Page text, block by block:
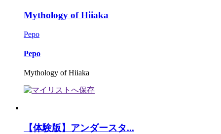
Mythology of Hiiaka
Pepo
Pepo
Mythology of Hiiaka
【体験版】アンダースタ...